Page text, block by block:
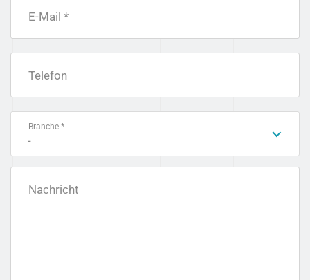
E-Mail *
Telefon
Branche *
-
Nachricht